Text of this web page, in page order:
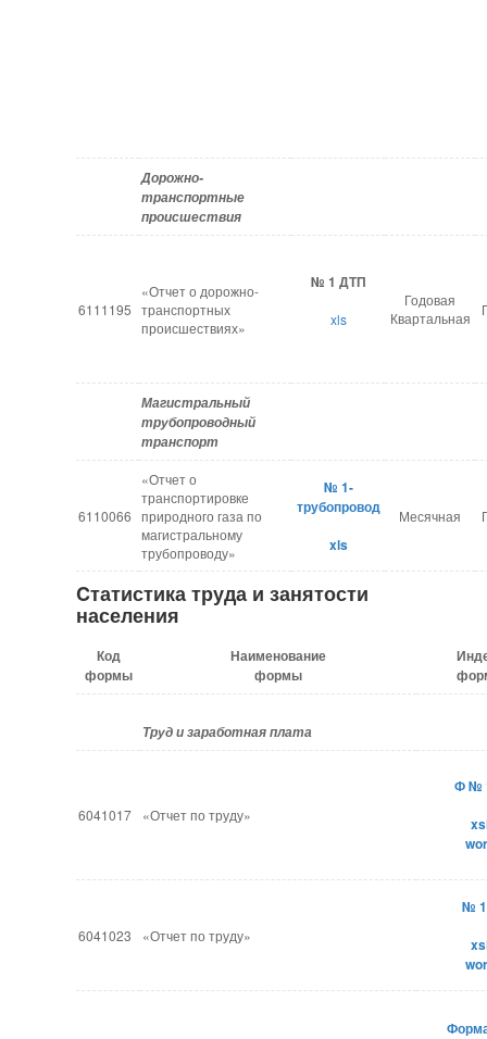
Дорожно-
транспортные
происшествия
6111195
«Отчет о дорожно-
транспортных
происшествиях»
№ 1 ДТП
xls
Годовая
Квартальная
Магистральный
трубопроводный
транспорт
6110066
«Отчет о
транспортировке
природного газа по
магистральному
трубопроводу»
№ 1-
трубопровод
xls
Месячная
Cтатистика труда и занятости
населения
Код
формы
Наименование
формы
Труд и заработная плата
6041017 «Отчет по труду»
Ф №
6041023 «Отчет по труду»
№